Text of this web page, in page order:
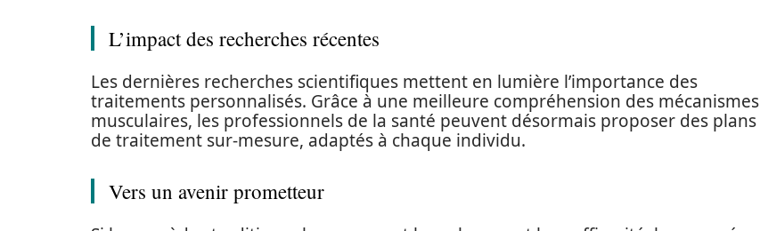
L’impact des recherches récentes
Les dernières recherches scientifiques mettent en lumière l’importance des
traitements personnalisés. Grâce à une meilleure compréhension des mécanismes
musculaires, les professionnels de la santé peuvent désormais proposer des plans
de traitement sur-mesure, adaptés à chaque individu.
Vers un avenir prometteur